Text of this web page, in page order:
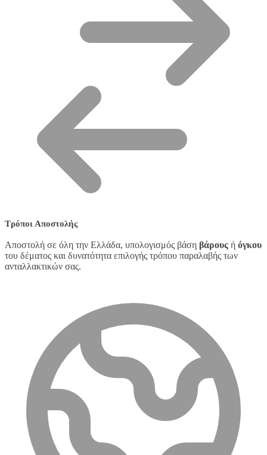
Τρόποι Αποστολής
Αποστολή σε όλη την Ελλάδα, υπολογισμός βάση βάρους ή όγκου
του δέματος και δυνατότητα επιλογής τρόπου παραλαβής των
ανταλλακτικών σας.